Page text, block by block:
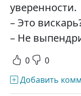
уверенности.
– Это
– Не
0 0
Добавить